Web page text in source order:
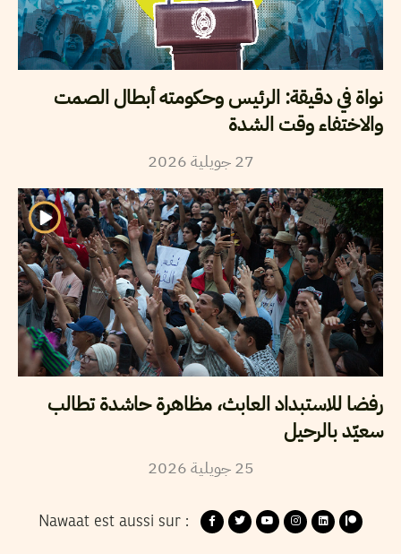
نواة في دقيقة: الرئيس وحكومته أبطال الصمت
والاختفاء وقت الشدة
27 جويلية2026
رفضا للاستبداد العابث، مظاهرة حاشدة تطالب
سعيّد بالرحيل
25 جويلية2026
Nawaat est aussi sur :